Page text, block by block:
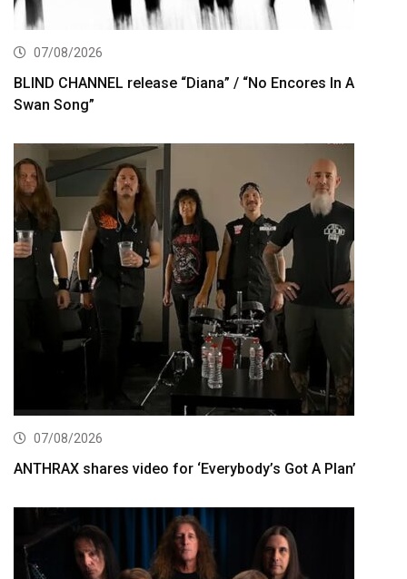
07/08/2026
BLIND CHANNEL release “Diana” / “No Encores In A
Swan Song”
07/08/2026
ANTHRAX shares video for ‘Everybody’s Got A Plan’